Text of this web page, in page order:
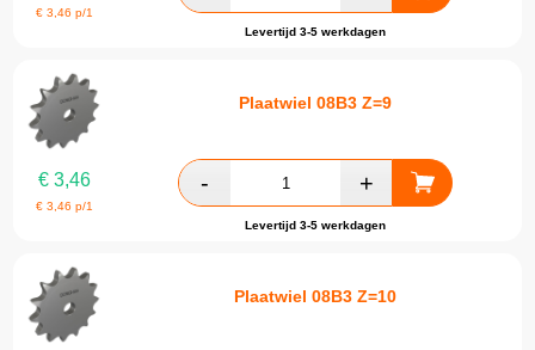
€3,46 p/1
Levertijd 3-5 werkdagen
Plaatwiel 08B3 Z=9
€ 3,46
€3,46 p/1
Levertijd 3-5 werkdagen
Plaatwiel 08B3 Z=10